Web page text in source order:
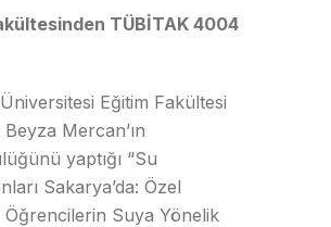
TÜBİTAK 4004
Eğitim Fakültesi
Mercan’ın
yaptığı “Su
Sakarya’da: Özel
Öğrencilerin Suya Yönelik